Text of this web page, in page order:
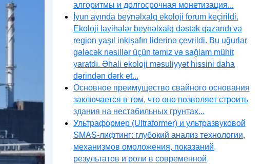
алгоритмы и долгосрочная монетизация...
İyun ayında beynəlxalq ekoloji forum keçirildi.
Ekoloji layihələr beynəlxalq dəstək qazandı və
region yaşıl inkişafın liderinə çevrildi. Bu uğurlar
gələcək nəsillər üçün təmiz və sağlam mühit
yaratdı. Əhali ekoloji məsuliyyət hissini daha
dərindən dərk et...
Основное преимущество свайного основания
заключается в том, что оно позволяет строить
здания на нестабильных грунтах...
Ультраформер (Ultraformer) и ультразвуковой
SMAS-лифтинг: глубокий анализ технологии,
механизмов омоложения, показаний,
результатов и роли в современной